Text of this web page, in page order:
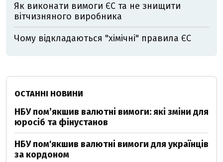
Як виконати вимоги ЄС та не знищити
вітчизняного виробника
Чому відкладаються "хімічні" правила ЄС
ОСТАННІ НОВИНИ
НБУ пом’якшив валютні вимоги: які зміни для
юросіб та фінустанов
НБУ пом'якшив валютні вимоги для українців
за кордоном